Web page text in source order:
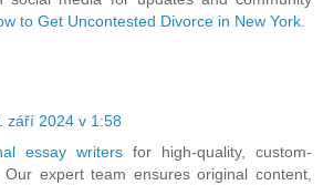
to Get Uncontested Divorce in New York
září 2024 v 1:58
essay writers for high-quality, custom-
expert team ensures original content,